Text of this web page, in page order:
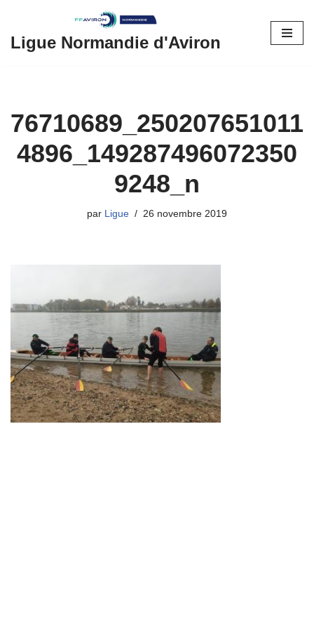
Aller
Ligue Normandie d'Aviron
76710689_250207651011
4896_149287496072350
9248_n
par Ligue 26 novembre 2019